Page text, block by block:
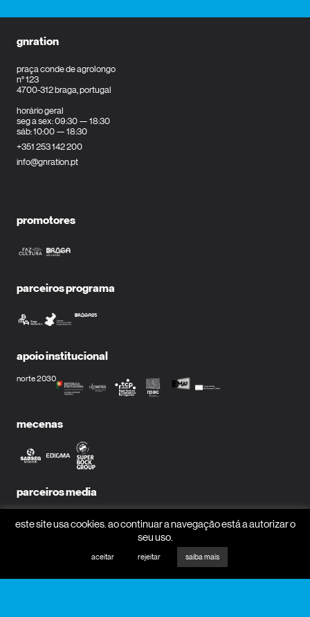
gnration
praça conde de agrolongo
n° 123
4700-312 braga, portugal
horário geral
seg a sex: 09:30 — 18:30
sáb: 10:00 — 18:30
+351 253 142 200
info@gnration.pt
promotores
parceiros programa
apoio institucional
norte 2030
mecenas
parceiros media
este site usa cookies. ao continuar a navegação está a autorizar o
seu uso.
aceitar rejeitar saiba mais